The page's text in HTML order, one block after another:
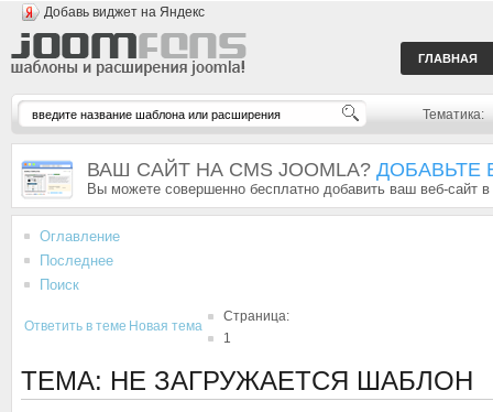
Добавь виджет на Яндекс
ГЛАВНАЯ
Тематика:
ВАШ САЙТ НА CMS JOOMLA? ДОБАВЬТЕ
Вы можете совершенно бесплатно добавить ваш веб-сайт
Оглавление
Последнее
Поиск
Ответить в теме Новая тема
Страница:
1
ТЕМА: НЕ ЗАГРУЖАЕТСЯ ШАБЛОН